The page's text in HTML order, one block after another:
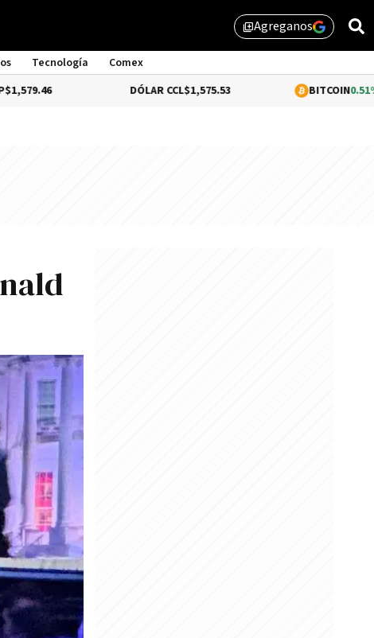
library_addAgreganos
Tecnología
Comex
$1,575.53 0.51%